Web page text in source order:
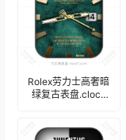
Rolex劳力士高奢暗
绿复古表盘.clock